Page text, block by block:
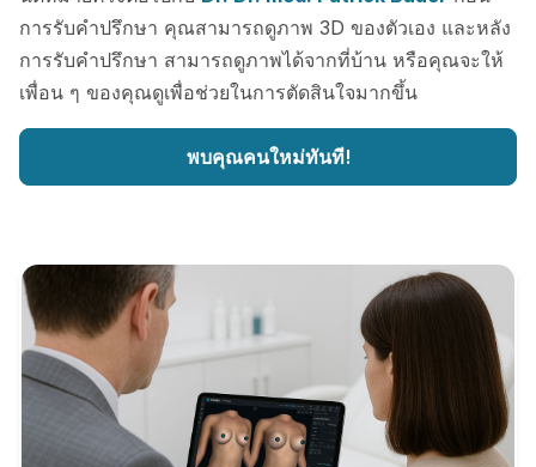
การรับคำปรึกษา คุณสามารถดูภาพ 3D ของตัวเอง และหลัง
การรับคำปรึกษา สามารถดูภาพได้จากที่บ้าน หรือคุณจะให้
เพื่อน ๆ ของคุณดูเพื่อช่วยในการตัดสินใจมากขึ้น
พบคุณคนใหม่ทันที!